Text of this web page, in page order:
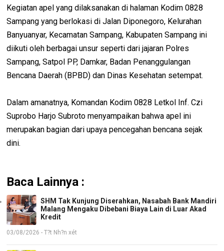
Kegiatan apel yang dilaksanakan di halaman Kodim 0828
Sampang yang berlokasi di Jalan Diponegoro, Kelurahan
Banyuanyar, Kecamatan Sampang, Kabupaten Sampang ini
diikuti oleh berbagai unsur seperti dari jajaran Polres
Sampang, Satpol PP, Damkar, Badan Penanggulangan
Bencana Daerah (BPBD) dan Dinas Kesehatan setempat.
Dalam amanatnya, Komandan Kodim 0828 Letkol Inf. Czi
Suprobo Harjo Subroto menyampaikan bahwa apel ini
merupakan bagian dari upaya pencegahan bencana sejak
dini.
Baca Lainnya :
SHM Tak Kunjung Diserahkan, Nasabah Bank Mandiri
Malang Mengaku Dibebani Biaya Lain di Luar Akad
Kredit
03/08/2026 - T?t Nh?n xét